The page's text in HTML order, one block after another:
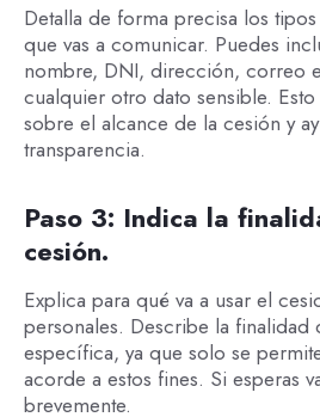
Detalla de forma precisa los
que vas a comunicar. Puedes
nombre, DNI, dirección, correo
cualquier otro dato sensible.
sobre el alcance de la cesión y
transparencia.
Paso 3: Indica la
cesión.
Explica para qué va a usar el
personales. Describe la finalidad
específica, ya que solo se
acorde a estos fines. Si esperas
brevemente.